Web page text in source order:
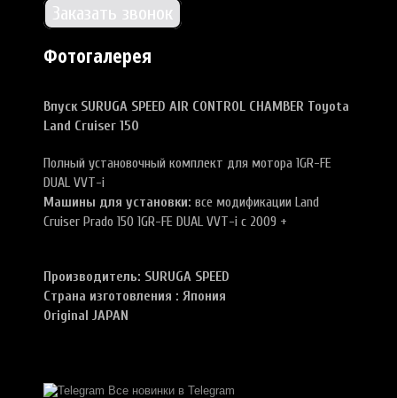
Заказать звонок
Фотогалерея
Впуск SURUGA SPEED AIR CONTROL CHAMBER Toyota
Land Cruiser 150
Полный установочный комплект для мотора 1GR-FE
DUAL VVT-i
Машины для установки: все модификации Land
Cruiser Prado 150 1GR-FE DUAL VVT-i c 2009 +
Производитель: SURUGA SPEED
Страна изготовления : Япония
Original JAPAN
Все новинки в Telegram